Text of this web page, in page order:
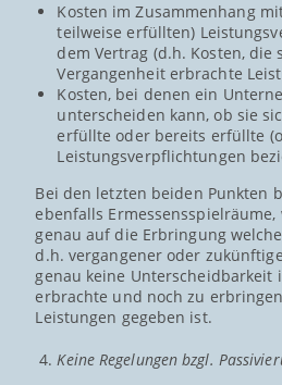
Kosten im Zusammenhang
teilweise erfüllten)
dem Vertrag (d.h. Kosten, die
Vergangenheit erbrachte
Kosten, bei denen ein
unterscheiden kann, ob sie
erfüllte oder bereits erfüllte
Leistungsverpflichtungen
Bei den letzten beiden Punkten
ebenfalls Ermessensspielräume,
genau auf die Erbringung
d.h. vergangener oder
genau keine Unterscheidbarkeit
erbrachte und noch zu
Leistungen gegeben ist.
Keine Regelungen bzgl.